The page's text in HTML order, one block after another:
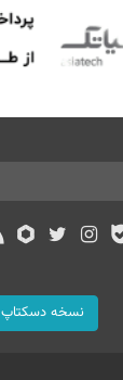
نسخه دسکتاپ